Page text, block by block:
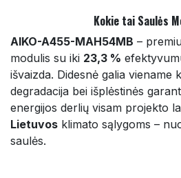
Kokie tai Saulės
AIKO-A455-MAH54MB –
modulis su iki 23,3 %
išvaizda. Didesnė galia viename
degradacija bei išplėstinės
energijos derlių visam projekto
Lietuvos klimato sąlygoms –
saulės.